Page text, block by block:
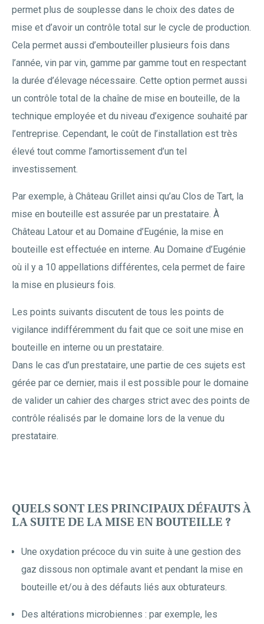
permet plus de souplesse dans le choix des dates de
mise et d’avoir un contrôle total sur le cycle de production.
Cela permet aussi d’embouteiller plusieurs fois dans
l’année, vin par vin, gamme par gamme tout en respectant
la durée d’élevage nécessaire. Cette option permet aussi
un contrôle total de la chaîne de mise en bouteille, de la
technique employée et du niveau d’exigence souhaité par
l’entreprise. Cependant, le coût de l’installation est très
élevé tout comme l’amortissement d’un tel
investissement.
Par exemple, à Château Grillet ainsi qu’au Clos de Tart, la
mise en bouteille est assurée par un prestataire. À
Château Latour et au Domaine d’Eugénie, la mise en
bouteille est effectuée en interne. Au Domaine d’Eugénie
où il y a 10 appellations différentes, cela permet de faire
la mise en plusieurs fois.
Les points suivants discutent de tous les points de
vigilance indifféremment du fait que ce soit une mise en
bouteille en interne ou un prestataire.
Dans le cas d’un prestataire, une partie de ces sujets est
gérée par ce dernier, mais il est possible pour le domaine
de valider un cahier des charges strict avec des points de
contrôle réalisés par le domaine lors de la venue du
prestataire.
QUELS SONT LES PRINCIPAUX DÉFAUTS À
LA SUITE DE LA MISE EN BOUTEILLE ?
Une oxydation précoce du vin suite à une gestion des
gaz dissous non optimale avant et pendant la mise en
bouteille et/ou à des défauts liés aux obturateurs.
Des altérations microbiennes : par exemple, les